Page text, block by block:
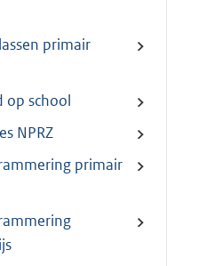
primair
op school
NPRZ
primair